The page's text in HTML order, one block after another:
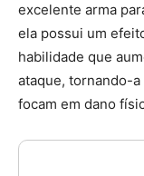
excelente arma
ela possui um
habilidade que
ataque, tornando-
focam em dano